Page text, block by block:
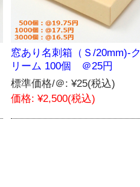
窓あり名刺箱（Ｓ/20mm)-ク
リーム 100個 ＠25円
標準価格/＠: ¥25(税込)
価格: ¥2,500(税込)